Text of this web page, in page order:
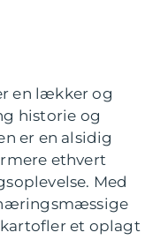
en lækker og
historie og
er en alsidig
ethvert
Med
et oplagt